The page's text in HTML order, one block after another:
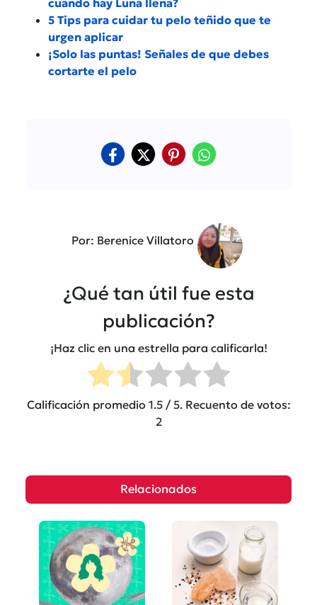
5 Tips para cuidar tu pelo teñido que te
urgen aplicar
¡Solo las puntas! Señales de que debes
cortarte el pelo
Por: Berenice Villatoro
¿Qué tan útil fue esta
publicación?
¡Haz clic en una estrella para calificarla!
Calificación promedio 1.5/ 5. Recuento de votos:
2
Relacionados